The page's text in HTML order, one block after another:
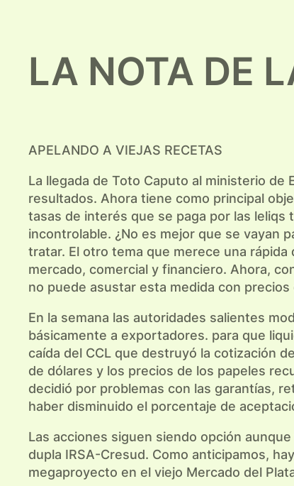
LA NOTA DE
APELANDO A VIEJAS RECETAS
La llegada de Toto Caputo al ministerio
resultados. Ahora tiene como principal
tasas de interés que se paga por las leliqs
incontrolable. ¿No es mejor que se vayan
tratar. El otro tema que merece una
mercado, comercial y financiero. Ahora,
no puede asustar esta medida con
En la semana las autoridades salientes
básicamente a exportadores. para que
caída del CCL que destruyó la cotización
de dólares y los precios de los papeles
decidió por problemas con las garantías,
haber disminuido el porcentaje de
Las acciones siguen siendo opción
dupla IRSA-Cresud. Como anticipamos,
megaproyecto en el viejo Mercado del